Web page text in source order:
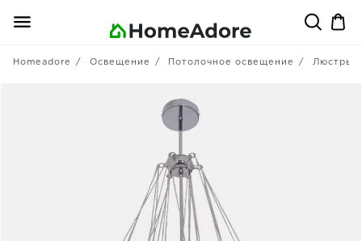
Homeadore Освещение Потолочное освещение Люстры